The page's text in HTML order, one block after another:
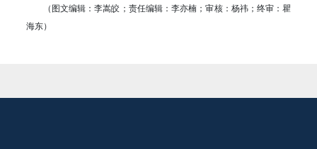
（图文编辑：李嵩皎；责任编辑：李亦楠；审核：杨祎；终审：瞿
海东）